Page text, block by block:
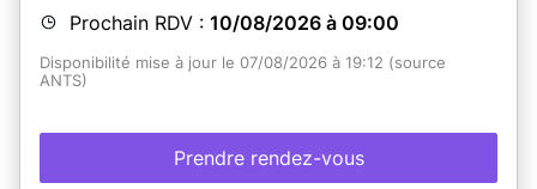
Prochain RDV : 10/08/2026 à 09:00
Disponibilité mise à jour le 07/08/2026 à 19:12 (source
ANTS)
Prendre rendez-vous